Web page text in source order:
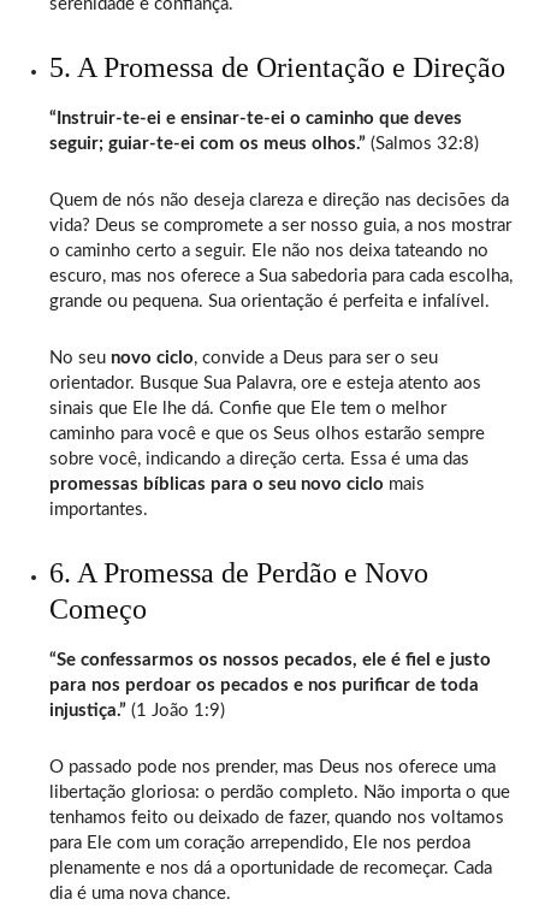
serenidade e confiança.
5. A Promessa de Orientação e Direção
“Instruir-te-ei e ensinar-te-ei o caminho que deves
seguir; guiar-te-ei com os meus olhos.” (Salmos 32:8)
Quem de nós não deseja clareza e direção nas decisões da
vida? Deus se compromete a ser nosso guia, a nos mostrar
o caminho certo a seguir. Ele não nos deixa tateando no
escuro, mas nos oferece a Sua sabedoria para cada escolha,
grande ou pequena. Sua orientação é perfeita e infalível.
No seu novo ciclo, convide a Deus para ser o seu
orientador. Busque Sua Palavra, ore e esteja atento aos
sinais que Ele lhe dá. Confie que Ele tem o melhor
caminho para você e que os Seus olhos estarão sempre
sobre você, indicando a direção certa. Essa é uma das
promessas bíblicas para o seu novo ciclo mais
importantes.
6. A Promessa de Perdão e Novo
Começo
“Se confessarmos os nossos pecados, ele é fiel e justo
para nos perdoar os pecados e nos purificar de toda
injustiça.” (1 João 1:9)
O passado pode nos prender, mas Deus nos oferece uma
libertação gloriosa: o perdão completo. Não importa o que
tenhamos feito ou deixado de fazer, quando nos voltamos
para Ele com um coração arrependido, Ele nos perdoa
plenamente e nos dá a oportunidade de recomeçar. Cada
dia é uma nova chance.